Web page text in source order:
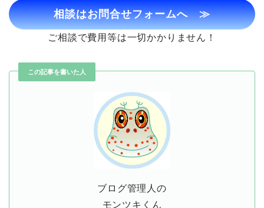
相談はお問合せフォームへ ≫
ご相談で費用等は一切かかりません！
この記事を書いた人
ブログ管理人の
モンツキくん